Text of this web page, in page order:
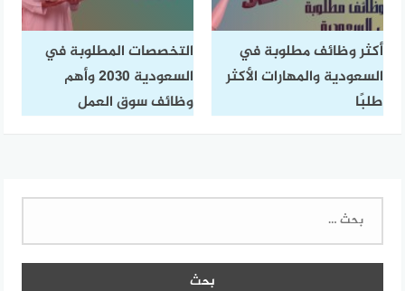
أكثر وظائف مطلوبة في
السعودية والمهارات الأكثر
طلبًا
التخصصات المطلوبة في
السعودية 2030 وأهم
وظائف سوق العمل
البحث